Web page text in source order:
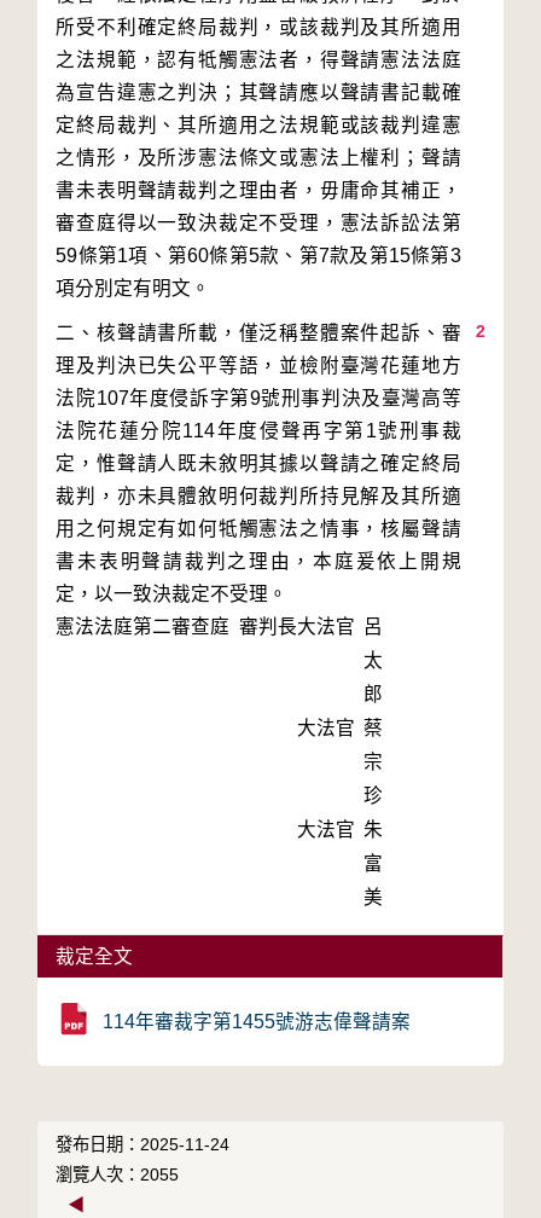
所受不利確定終局裁判，或該裁判及其所適用
之法規範，認有牴觸憲法者，得聲請憲法法庭
為宣告違憲之判決；其聲請應以聲請書記載確
定終局裁判、其所適用之法規範或該裁判違憲
之情形，及所涉憲法條文或憲法上權利；聲請
書未表明聲請裁判之理由者，毋庸命其補正，
審查庭得以一致決裁定不受理，憲法訴訟法第
59條第1項、第60條第5款、第7款及第15條第3
2
二、核聲請書所載，僅泛稱整體案件起訴、審
理及判決已失公平等語，並檢附臺灣花蓮地方
法院107年度侵訴字第9號刑事判決及臺灣高等
法院花蓮分院114年度侵聲再字第1號刑事裁
定，惟聲請人既未敘明其據以聲請之確定終局
裁判，亦未具體敘明何裁判所持見解及其所適
用之何規定有如何牴觸憲法之情事，核屬聲請
書未表明聲請裁判之理由，本庭爰依上開規
定，以一致決裁定不受理。
憲法法庭第二審查庭 審判長大法官 呂
太
郎
大法官 蔡
宗
珍
大法官 朱
富
美
裁定全文
114年審裁字第1455號游志偉聲請案
發布日期：2025-11-24
瀏覽人次：2055
◀